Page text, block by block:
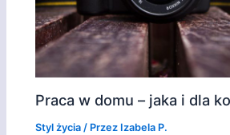
Praca w domu – jaka i dla
Styl życia / Przez Izabela P.